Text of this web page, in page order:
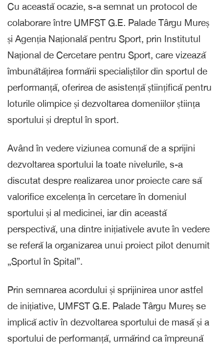
Cu această ocazie, s-a semnat un protocol de
colaborare între UMFST G.E. Palade Târgu Mureș
și Agenția Națională pentru Sport, prin Institutul
Național de Cercetare pentru Sport, care vizează
îmbunătățirea formării specialiștilor din sportul de
performanță, oferirea de asistență științifică pentru
loturile olimpice și dezvoltarea domeniilor știința
sportului și dreptul în sport.
Având în vedere viziunea comună de a sprijini
dezvoltarea sportului la toate nivelurile, s-a
discutat despre realizarea unor proiecte care să
valorifice excelența în cercetare în domeniul
sportului și al medicinei, iar din această
perspectivă, una dintre inițiativele avute în vedere
se referă la organizarea unui proiect pilot denumit
„Sportul în Spital”.
Prin semnarea acordului și sprijinirea unor astfel
de inițiative, UMFST G.E. Palade Târgu Mureș se
implică activ în dezvoltarea sportului de masă și a
sportului de performanță, urmărind ca împreună